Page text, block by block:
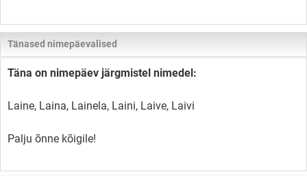
Tänased nimepäevalised
Täna on nimepäev järgmistel nimedel:
Laine, Laina, Lainela, Laini, Laive, Laivi
Palju õnne kõigile!